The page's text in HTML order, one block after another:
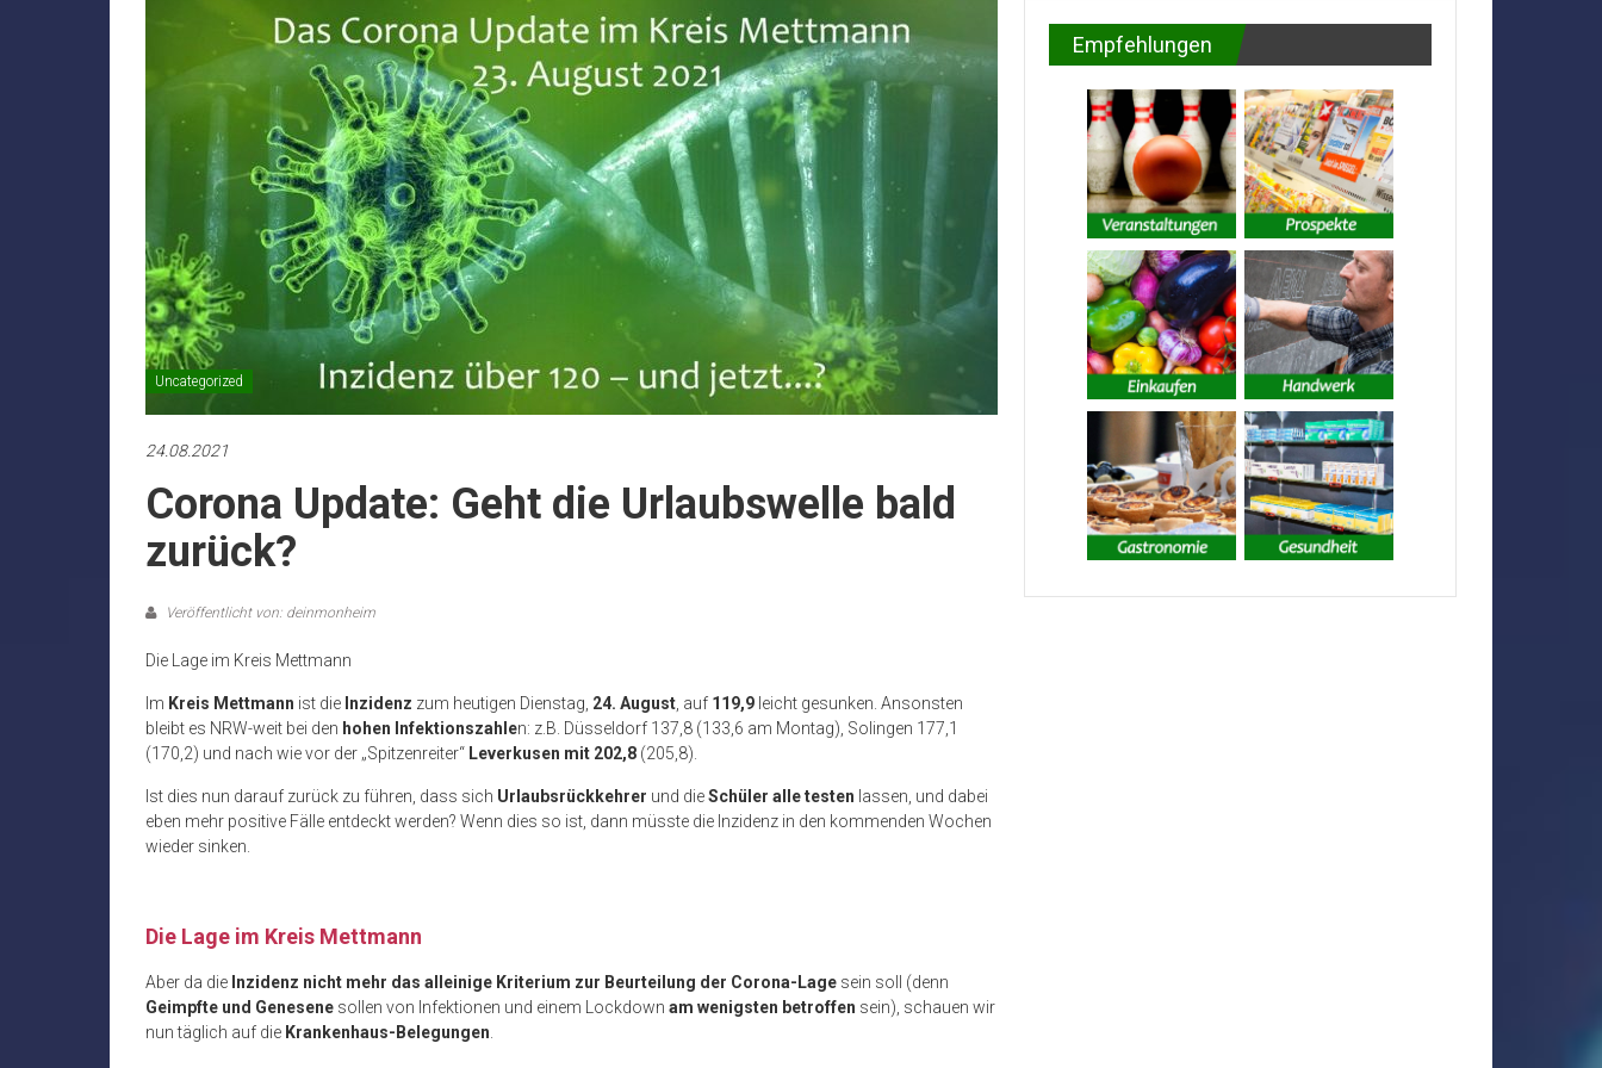
Uncategorized
24.08.2021
Corona Update: Geht die Urlaubswelle bald
zurück?
Veröffentlicht von: deinmonheim
Die Lage im Kreis Mettmann
Im Kreis Mettmann ist die Inzidenz zum heutigen Dienstag, 24. August , auf 119,9 leicht gesunken. Ansonsten
bleibt es NRW-weit bei den hohen Infektionszahlen: z.B. Düsseldorf 137,8 (133,6 am Montag), Solingen 177,1
(170,2) und nach wie vor der „Spitzenreiter“ Leverkusen mit 202,8 (205,8).
Ist dies nun darauf zurück zu führen, dass sich Urlaubsrückkehrer und dieSchüler alle testen lassen, und dabei
eben mehr positive Fälle entdeckt werden? Wenn dies so ist, dann müsste die Inzidenz in den kommenden Wochen
wieder sinken.
Die Lage im Kreis Mettmann
Aber da die Inzidenz nicht mehr das alleinige Kriterium zur Beurteilung der Corona-Lage sein soll (denn
Geimpfte und Genesene sollen von Infektionen und einem Lockdown am wenigsten betroffen sein), schauen wir
nun täglich auf die Krankenhaus-Belegungen
Empfehlungen